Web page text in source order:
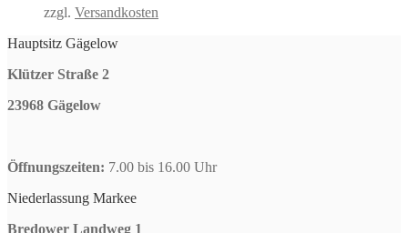
zzgl. Versandkosten
Hauptsitz Gägelow
Klützer Straße 2
23968 Gägelow
Öffnungszeiten: 7.00 bis 16.00 Uhr
Niederlassung Markee
Bredower Landweg 1